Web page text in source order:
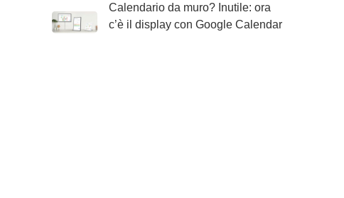
Calendario da muro? Inutile: ora
c’è il display con Google Calendar